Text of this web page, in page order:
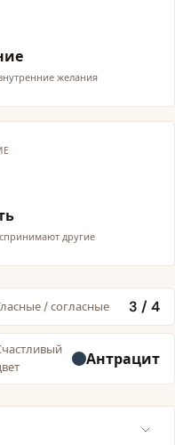
желания
другие
/ согласные 3 / 4
Антрацит